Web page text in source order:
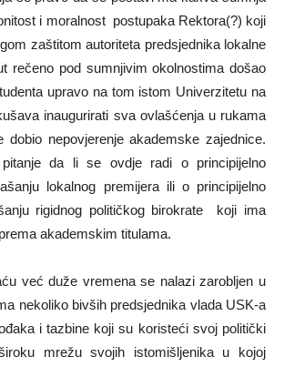
i moralnost postupaka Rektora(?) koji
zaštitom autoriteta predsjednika lokalne
rečeno pod sumnjivim okolnostima došao
upravo na tom istom Univerzitetu na
inaugurirati sva ovlašćenja u rukama
dobio nepovjerenje akademske zajednice.
da li se ovdje radi o principijelno
lokalnog premijera ili o principijelno
rigidnog političkog birokrate koji ima
akademskim titulama.
već duže vremena se nalazi zarobljen u
nekoliko bivših predsjednika vlada USK-a
i tazbine koji su koristeći svoj politički
mrežu svojih istomišljenika u kojoj